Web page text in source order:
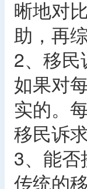
晰地对
助，再
2、移民
如果对
实的。
移民诉
3、能否
传统的